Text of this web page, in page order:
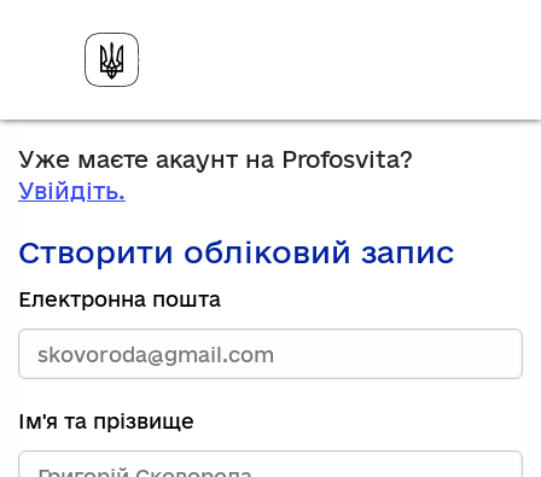
Уже маєте акаунт на Profosvita?
Увійдіть.
Створити обліковий запис
Електронна пошта
Ім'я та прізвище